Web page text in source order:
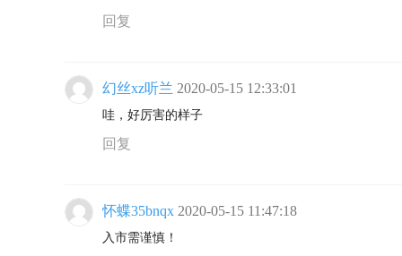
回复
幻丝xz听兰 2020-05-15 12:33:01
哇，好厉害的样子
回复
怀蝶35bnqx 2020-05-15 11:47:18
入市需谨慎！